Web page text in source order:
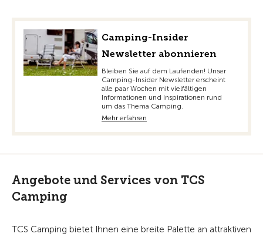
Camping-Insider
Newsletter abonnieren
Bleiben Sie auf dem Laufenden! Unser
Camping-Insider Newsletter erscheint
alle paar Wochen mit vielfältigen
Informationen und Inspirationen rund
um das Thema Camping.
Mehr erfahren
Angebote und Services von TCS
Camping
TCS Camping bietet Ihnen eine breite Palette an attraktiven